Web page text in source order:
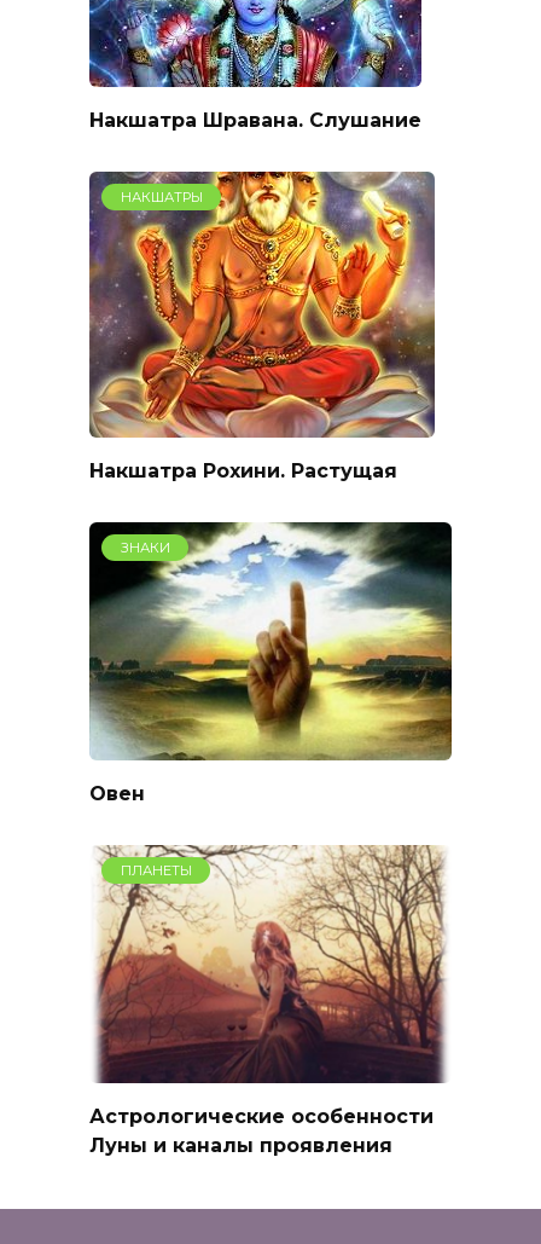
Накшатра Шравана. Слушание
НАКШАТРЫ
Накшатра Рохини. Растущая
ЗНАКИ
Овен
ПЛАНЕТЫ
Астрологические особенности
Луны и каналы проявления